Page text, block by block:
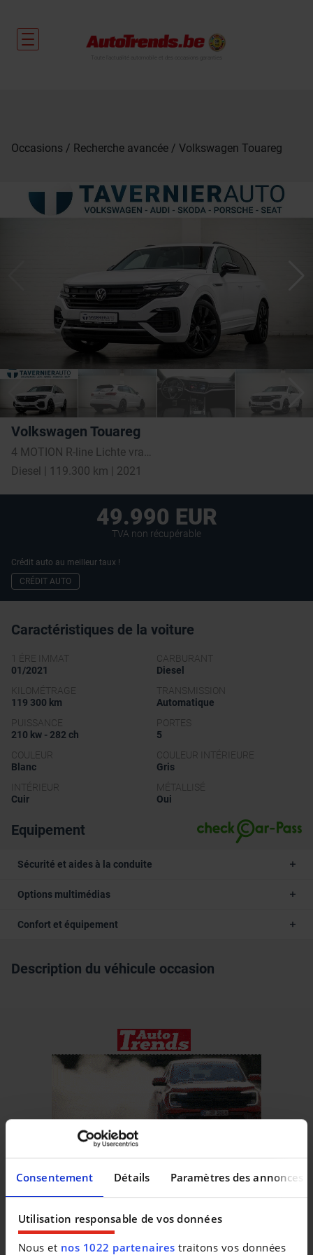
Consentement Détails Paramètres des annonces
Utilisation responsable de vos données
Nous et nos 1022 partenaires traitons vos données
Occasions Recherche avancée Volkswagen Touareg
Volkswagen Touareg
Diesel | 119.300 km | 2021
49.990 EUR
TVA non récupérable
Crédit auto au meilleur taux !
CRÉDIT AUTO
Caractéristiques de la voiture
1 ÉRE IMMAT
01/2021
CARBURANT
Diesel
KILOMÉTRAGE
119 300 km
TRANSMISSION
Automatique
PUISSANCE
210 kw - 282 ch
PORTES
5
COULEUR
Blanc
COULEUR INTÉRIEURE
Gris
INTÉRIEUR
Cuir
MÉTALLISÉ
Oui
Equipement
Sécurité et aides à la conduite
Options multimédias
Confort et équipement
Description du véhicule occasion
Véhicules similaires